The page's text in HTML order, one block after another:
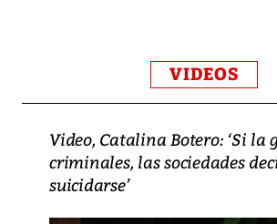
VIDEOS
Video, Catalina Botero: ‘Si la
criminales, las sociedades
suicidarse’